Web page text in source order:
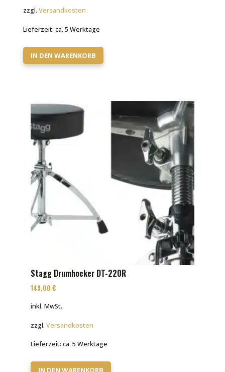
zzgl.Versandkosten
Lieferzeit:ca. 5 Werktage
IN DEN WARENKORB
Stagg Drumhocker DT-220R
149,00 €
inkl. MwSt.
zzgl. Versandkosten
Lieferzeit: ca. 5 Werktage
IN DEN WARENKORB